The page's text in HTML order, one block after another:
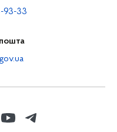
93-33